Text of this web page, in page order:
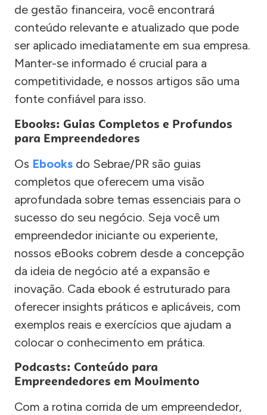
de gestão financeira, você encontrará
conteúdo relevante e atualizado que pode
ser aplicado imediatamente em sua empresa.
Manter-se informado é crucial para a
competitividade, e nossos artigos são uma
fonte confiável para isso.
Ebooks: Guias Completos e Profundos
para Empreendedores
Os Ebooks do Sebrae/PR são guias
completos que oferecem uma visão
aprofundada sobre temas essenciais para o
sucesso do seu negócio. Seja você um
empreendedor iniciante ou experiente,
nossos eBooks cobrem desde a concepção
da ideia de negócio até a expansão e
inovação. Cada ebook é estruturado para
oferecer insights práticos e aplicáveis, com
exemplos reais e exercícios que ajudam a
colocar o conhecimento em prática.
Podcasts: Conteúdo para
Empreendedores em Movimento
Com a rotina corrida de um empreendedor,